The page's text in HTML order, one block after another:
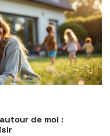
de moi :